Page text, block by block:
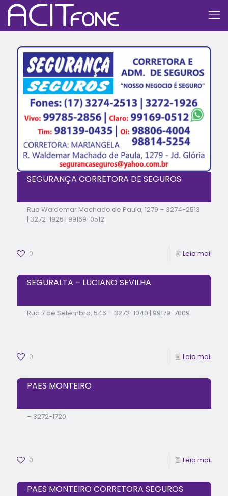
SEGURANÇA CORRETORA DE SEGUROS
Rua Waldemar Machado de Paula, 1279 – 3274-2513
| 3272-1926 | 99169-0512
0 Leia mais
SEGURALTA – LUCIANO SEVILHA
Rua 7 de Setembro, 546 – 3272-1040 | 99179-7009
0 Leia mais
PAES MONTEIRO
– 3272-1720
0 Leia mais
PAES MONTEIRO CORRETORA SEGUROS